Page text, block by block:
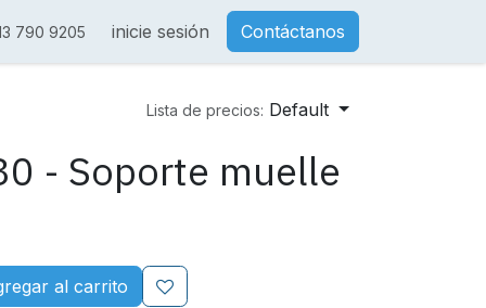
790 9205 inicie sesión Contáctanos
Lista de precios: Default
- Soporte muelle
al carrito